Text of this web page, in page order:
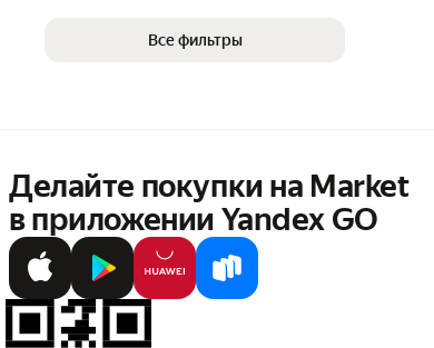
Все фильтры
Делайте покупки на Market
в приложении Yandex GO